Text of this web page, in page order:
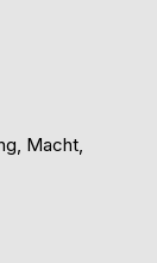
Macht,